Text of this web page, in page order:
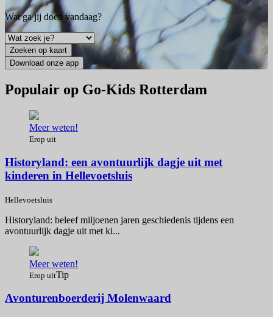
Wat ga jij doen vandaag?
Populair op Go-Kids Rotterdam
Meer weten!
Erop uit
Historyland: een avontuurlijk dagje uit met
kinderen in Hellevoetsluis
Hellevoetsluis
Historyland: beleef miljoenen jaren geschiedenis tijdens een
avontuurlijk dagje uit met ki...
Meer weten!
Erop uitTip
Avonturenboerderij Molenwaard